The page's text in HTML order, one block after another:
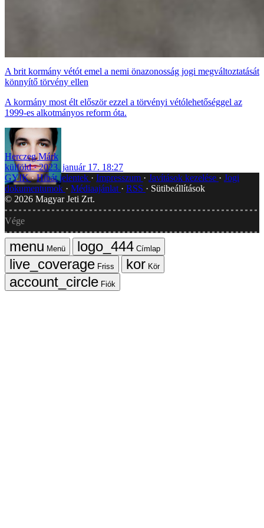
A brit kormány vétót emel a nemi önazonosság jogi megváltoztatását
könnyítő törvény ellen
A kormány most élt először ezzel a törvényi vétólehetőséggel az
1999-es alkotmányos reform óta.
Herczeg Márk
külföld
2023. január 17. 18:27
GYIK Hibát jelentek Impresszum Javítások kezelése
Jogi
dokumentumok
Médiaajánlat RSS
Sütibeállítások
© 2026 Magyar Jeti Zrt.
Vége
Menü
Címlap
Friss
Kör
Fiók